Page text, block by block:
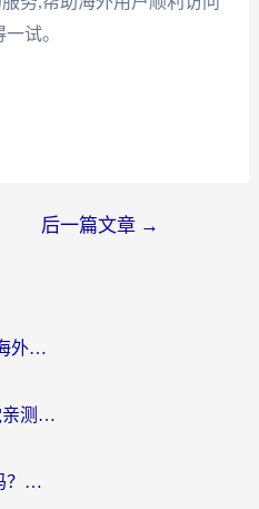
试。
后一篇文章 →
雷神手游和sixfast哪个好？海外党亲测3款回国加速器，教你选对不踩坑
穿梭和快喵好用吗？海外党亲测：小众加速器对比+番茄加速器深度体验
云极和Unblock Youku好用吗？海外党亲测+2026回国加速器避坑指南